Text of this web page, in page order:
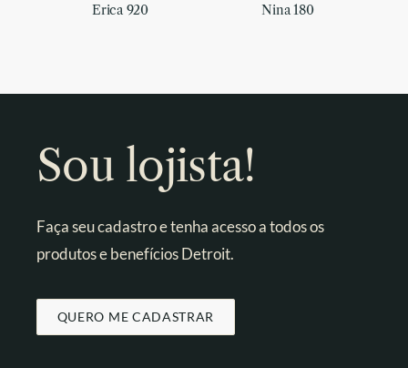
Erica 920 Nina 180
Sou lojista!
Faça seu cadastro e tenha acesso a todos os
produtos e benefícios Detroit.
QUERO ME CADASTRAR